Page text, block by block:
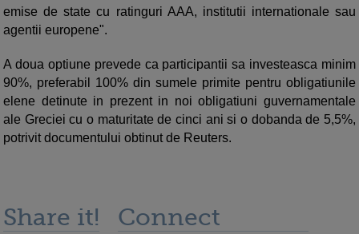
emise de state cu ratinguri AAA, institutii internationale sau
agentii europene".
A doua optiune prevede ca participantii sa investeasca minim
90%, preferabil 100% din sumele primite pentru obligatiunile
elene detinute in prezent in noi obligatiuni guvernamentale
ale Greciei cu o maturitate de cinci ani si o dobanda de 5,5%,
potrivit documentului obtinut de Reuters.
Share it! Connect